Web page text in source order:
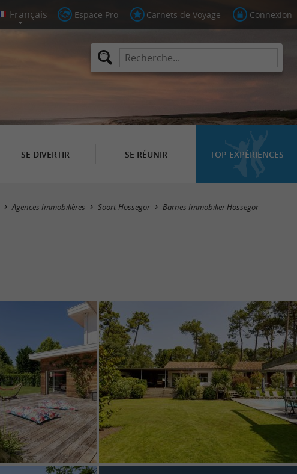
Espace Pro Carnets de Voyage Connexion
SE DIVERTIR SE RÉUNIR TOP EXPÉRIENCES
Agences Immobilières Soort-Hossegor Barnes Immobilier Hossegor